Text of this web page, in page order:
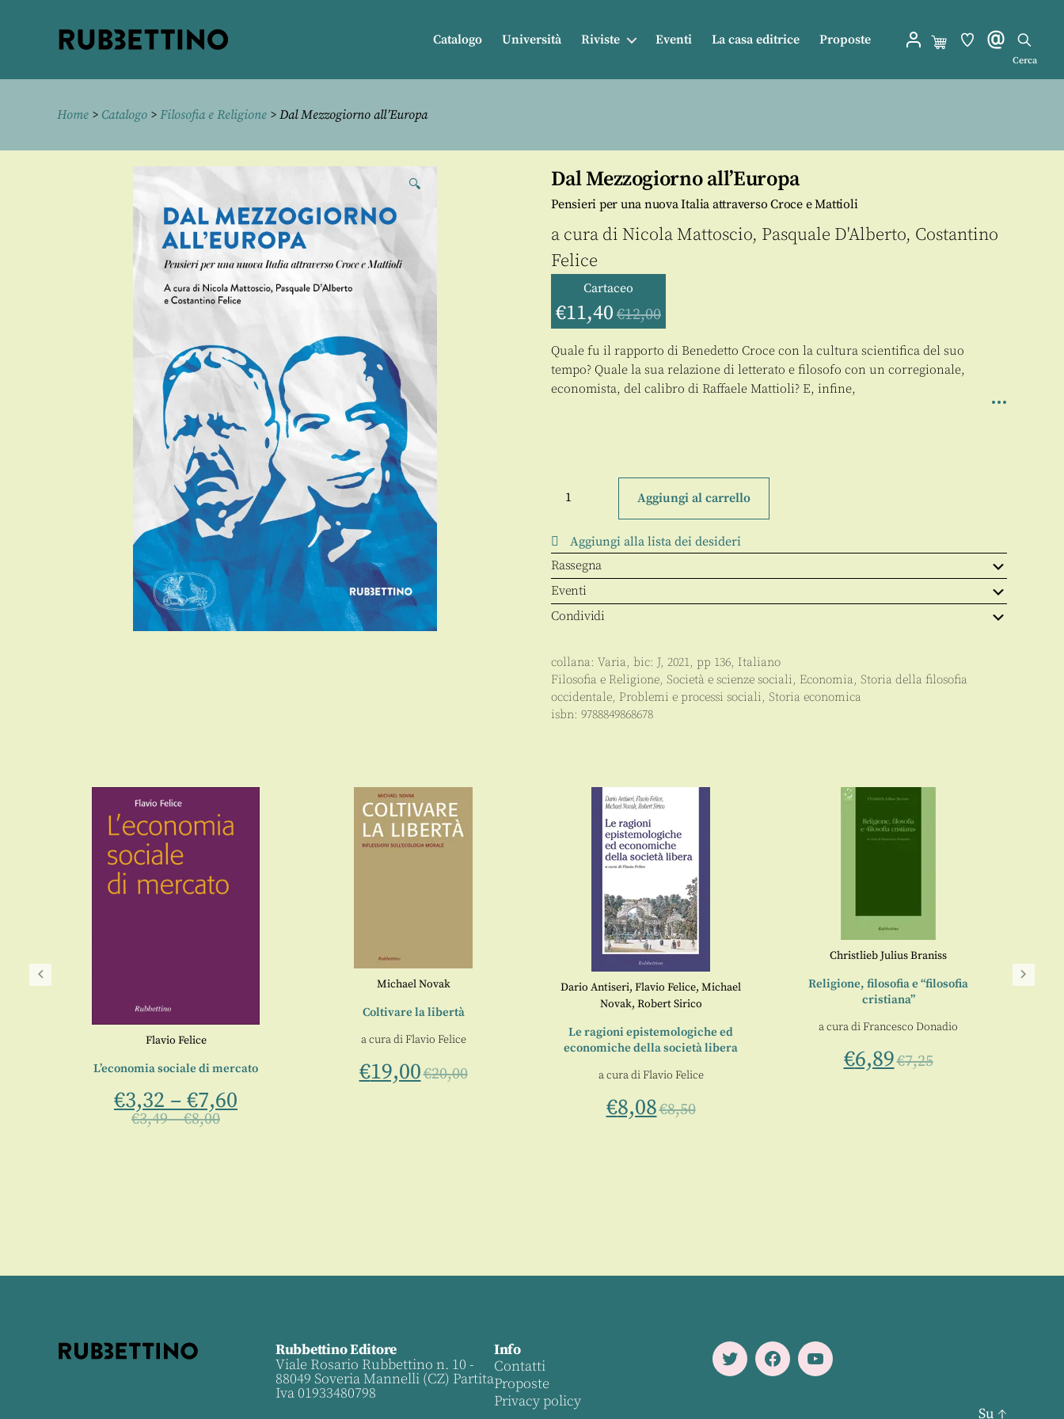
Catalogo Università Riviste Eventi La casa editrice Proposte
Cerca
Home > Catalogo > Filosofia e Religione > Dal Mezzogiorno all’Europa
🔍 Dal Mezzogiorno all’Europa
Pensieri per una nuova Italia attraverso Croce e Mattioli
a cura di Nicola Mattoscio, Pasquale D'Alberto, Costantino
Felice
Cartaceo
€11,40 €12,00
Quale fu il rapporto di Benedetto Croce con la cultura scientifica del suo
tempo? Quale la sua relazione di letterato e filosofo con un corregionale,
economista, del calibro di Raffaele Mattioli? E, infine,
Mezzogiorno
Aggiungi al carrello
Aggiungi alla lista dei desideri
Rassegna
Eventi
Condividi
collana: Varia, bic: J, 2021, pp 136, Italiano
Filosofia e Religione, Società e scienze sociali, Economia, Storia della filosofia
occidentale, Problemi e processi sociali, Storia economica
isbn: 9788849868678
Flavio Felice
L’economia sociale di mercato
€3,32 – €7,60
€3,49–€8,00
Michael Novak
Coltivare la libertà
a cura diFlavio Felice
€19,00€20,00
Dario Antiseri, Flavio Felice, Michael
Novak, Robert Sirico
Le ragioni epistemologiche ed
economiche della società libera
a cura diFlavio Felice
€8,08€8,50
Christlieb Julius Braniss
Religione, filosofia e “filosofia
cristiana”
a cura diFrancesco Donadio
€6,89€7,25
Rubbettino Editore
Viale Rosario Rubbettino n. 10 -
88049 Soveria Mannelli (CZ) Partita
Iva 01933480798
Info
Contatti
Proposte
Privacy policy
TwitterFacebookYoutube
Su ↑